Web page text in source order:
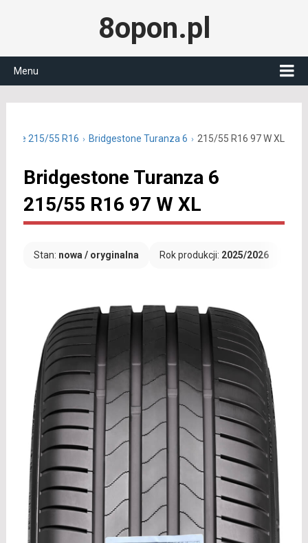
8opon.pl
Menu
letnie 215/55 R16 Bridgestone Turanza 6 215/55 R16 97 W XL
Bridgestone Turanza 6
215/55 R16 97 W XL
Stan: nowa / oryginalna Rok produkcji: 2025/2026